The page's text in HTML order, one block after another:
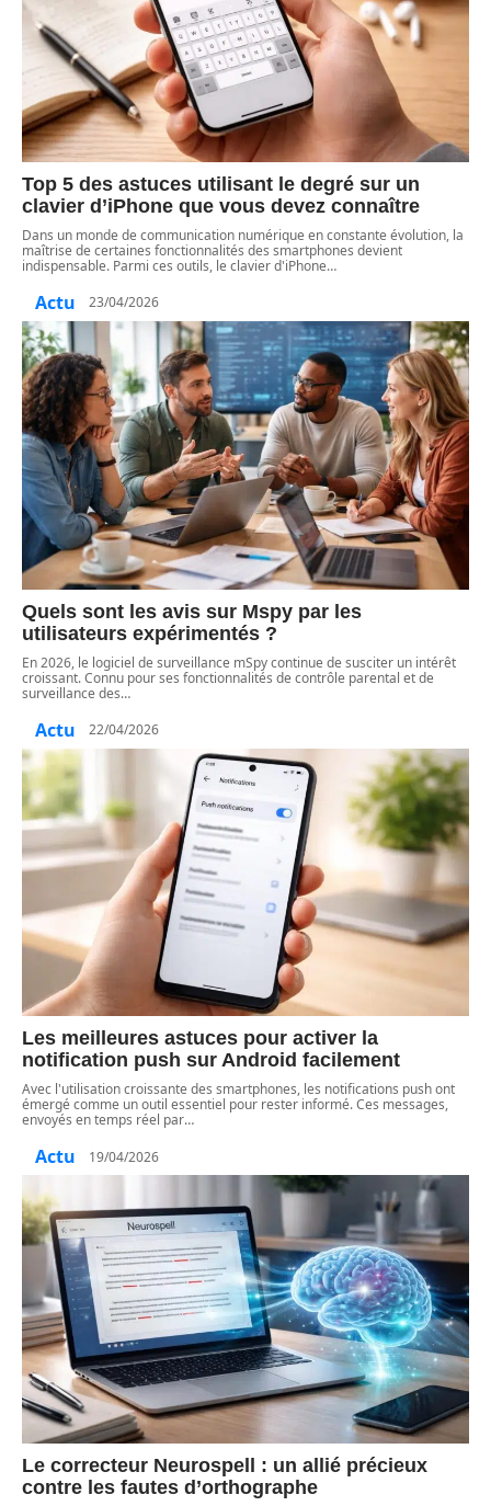
Top 5 des astuces utilisant le degré sur un
clavier d’iPhone que vous devez connaître
Dans un monde de communication numérique en constante évolution, la
maîtrise de certaines fonctionnalités des smartphones devient
indispensable. Parmi ces outils, le clavier d'iPhone…
Actu 23/04/2026
Quels sont les avis sur Mspy par les
utilisateurs expérimentés ?
En 2026, le logiciel de surveillance mSpy continue de susciter un intérêt
croissant. Connu pour ses fonctionnalités de contrôle parental et de
surveillance des…
Actu 22/04/2026
Les meilleures astuces pour activer la
notification push sur Android facilement
Avec l'utilisation croissante des smartphones, les notifications push ont
émergé comme un outil essentiel pour rester informé. Ces messages,
envoyés en temps réel par…
Actu 19/04/2026
Le correcteur Neurospell : un allié précieux
contre les fautes d’orthographe